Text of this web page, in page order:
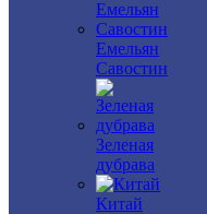
Емельян
Савостин
Зеленая
дубрава
Китай